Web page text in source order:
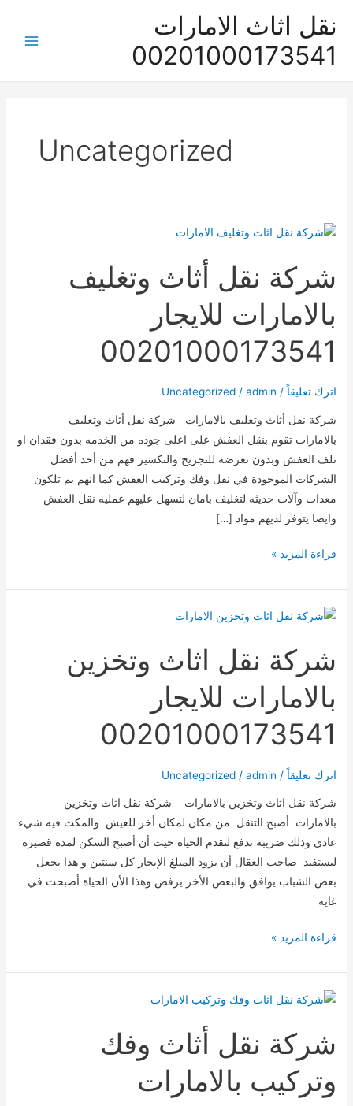
المحتوى
نقل اثاث الامارات
00201000173541
Uncategorized
شركة نقل أثاث وتغليف
بالامارات للايجار
00201000173541
اترك تعليقاً /
Uncategorized/ admin
شركة نقل أثاث وتغليف بالامارات شركة نقل أثاث وتغليف
بالامارات تقوم بنقل العفش على اعلى جوده من الخدمه بدون فقدان او
تلف العفش وبدون تعرضه للتجريح والتكسير فهم من أحد أفضل
الشركات الموجودة في نقل وفك وتركيب العفش كما انهم يم تلكون
معدات وآلات حديثه لتغليف بامان لتسهل عليهم عمليه نقل العفش
وايضا يتوفر لديهم مواد […]
شركة
أثاث
وتغليف
للايجار
00201000173541
قراءة المزيد »
شركة نقل اثاث وتخزين
بالامارات للايجار
00201000173541
اترك تعليقاً /
Uncategorized/ admin
شركة نقل اثاث وتخزين بالامارات شركة نقل اثاث وتخزين
بالامارات أصبح التنقل من مكان لمكان أخر للعيش والمكث فيه شيء
عادى وذلك ضريبة تدفع لتقدم الحياة حيث أن أصبح السكن لمدة قصيرة
ليستفيد صاحب العقال أن يزود المبلغ الإيجار كل سنتين و هذا يجعل
بعض الشباب يوافق والبعض الأخر يرفض وهذا الأن الحياة أصبحت في
غاية
شركة
اثاث
وتخزين
للايجار
00201000173541
قراءة المزيد »
شركة نقل أثاث وفك
وتركيب بالامارات